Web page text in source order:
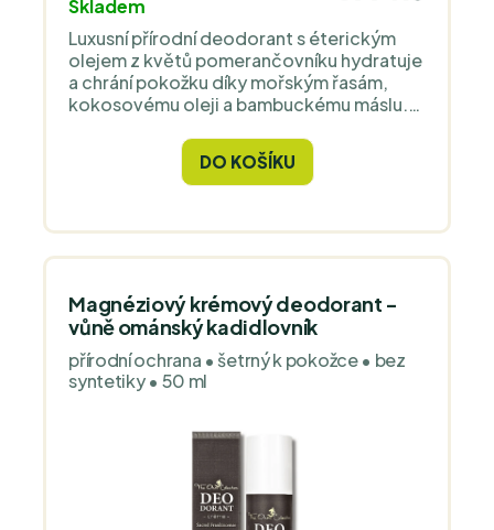
Skladem
Luxusní přírodní deodorant s éterickým
olejem z květů pomerančovníku hydratuje
a chrání pokožku díky mořským řasám,
kokosovému oleji a bambuckému máslu.
neutralizuje zápach a je vhodný i pro
citlivou pokožku.DO KOŠÍKU
Magnéziový krémový deodorant -
vůně ománský kadidlovník
přírodní ochrana • šetrný k pokožce • bez
syntetiky • 50 ml